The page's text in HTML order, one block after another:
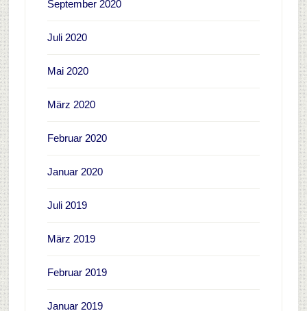
September 2020
Juli 2020
Mai 2020
März 2020
Februar 2020
Januar 2020
Juli 2019
März 2019
Februar 2019
Januar 2019